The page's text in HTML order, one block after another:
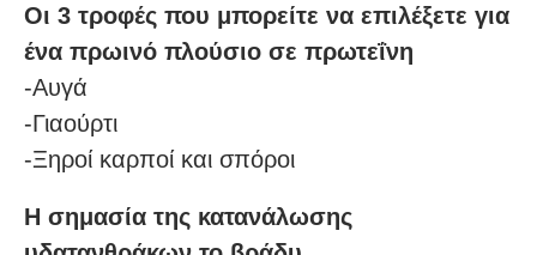
Οι 3 τροφές που μπορείτε να επιλέξετε για
ένα πρωινό πλούσιο σε πρωτεΐνη
-Αυγά
-Γιαούρτι
-Ξηροί καρποί και σπόροι
Η σημασία της κατανάλωσης